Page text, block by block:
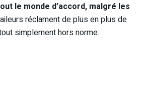
le monde d’accord, malgré les
réclament de plus en plus de
simplement hors norme.